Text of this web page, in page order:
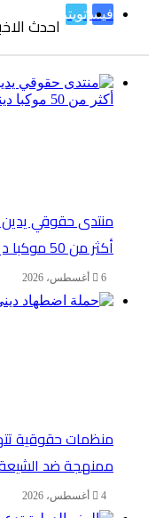
فيسبوك
تويتر احدث
منتدى حقوقي يدين
أكثر من 50 موكبا دينيا
6 أغسطس، 2026
منظمات حقوقية
ممنهجة ضد الشيعة
4 أغسطس، 2026